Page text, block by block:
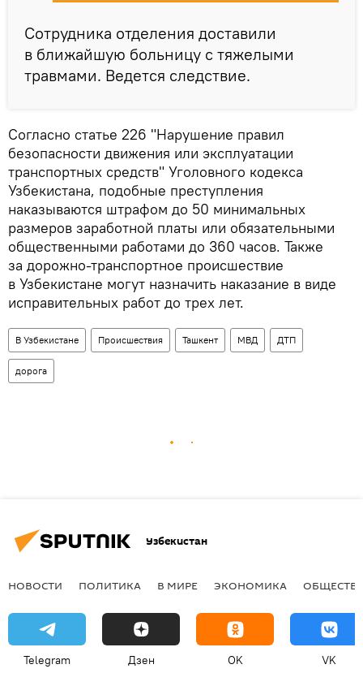
Сотрудника отделения доставили
в ближайшую больницу с тяжелыми
травмами. Ведется следствие.
Согласно статье 226 "Нарушение правил
безопасности движения или эксплуатации
транспортных средств" Уголовного кодекса
Узбекистана, подобные преступления
наказываются штрафом до 50 минимальных
размеров заработной платы или обязательными
общественными работами до 360 часов. Также
за дорожно-транспортное происшествие
в Узбекистане могут назначить наказание в виде
исправительных работ до трех лет.
В Узбекистане Происшествия Ташкент МВД ДТП
дорога
Узбекистан
НОВОСТИ ПОЛИТИКА В МИРЕ ЭКОНОМИКА
Telegram Дзен OK VK